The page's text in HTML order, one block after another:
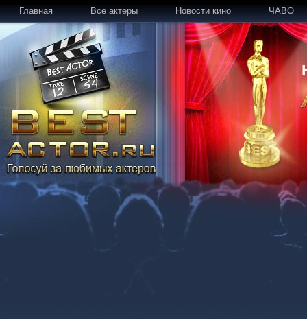
Главная Все актеры Новости кино ЧАВО